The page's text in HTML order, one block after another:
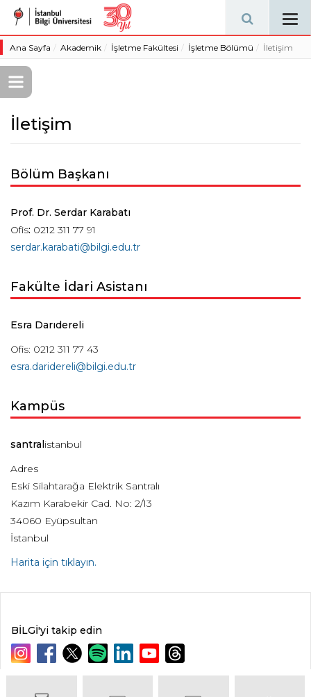
Ana Sayfa Akademik İşletme Fakültesi İşletme Bölümü İletişim
İletişim
Bölüm Başkanı
Prof. Dr. Serdar Karabatı
Ofis: 0212 311 77 91
serdar.karabati@bilgi.edu.tr
Fakülte İdari Asistanı
Esra Darıdereli
Ofis: 0212 311 77 43
esra.daridereli@bilgi.edu.tr
Kampüs
santralistanbul
Adres
Eski Silahtarağa Elektrik Santralı
Kazım Karabekir Cad. No: 2/13
34060 Eyüpsultan
İstanbul
Harita için tıklayın.
BİLGİ'yi takip edin